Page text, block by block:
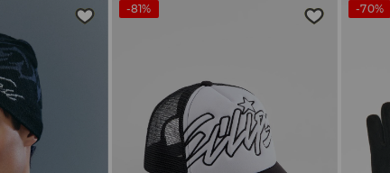
-81% -70%